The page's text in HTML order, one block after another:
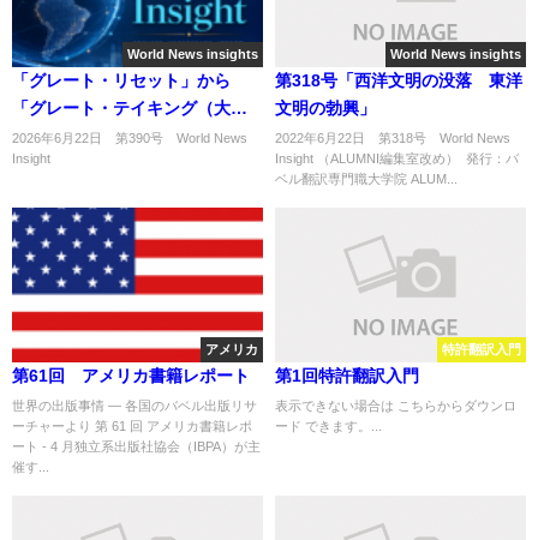
World News insights
「グレート・リセット」から
「グレート・テイキング（大収
奪）」へのパラダイムシフト
2026年6月22日 第390号 World News
Insight
...
World News insights
第318号「西洋文明の没落 東洋
文明の勃興」
2022年6月22日 第318号 World News
Insight （ALUMNI編集室改め） 発行：バ
ベル翻訳専門職大学院 ALUM...
アメリカ
第61回 アメリカ書籍レポート
世界の出版事情 ― 各国のバベル出版リサ
ーチャーより 第 61 回 アメリカ書籍レポ
ート - 4 月独立系出版社協会（IBPA）が主
催す...
特許翻訳入門
第1回特許翻訳入門
表示できない場合は こちらからダウンロ
ード できます。...